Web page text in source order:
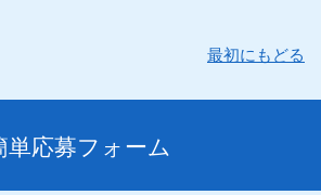
最初にもどる
単応募フォーム